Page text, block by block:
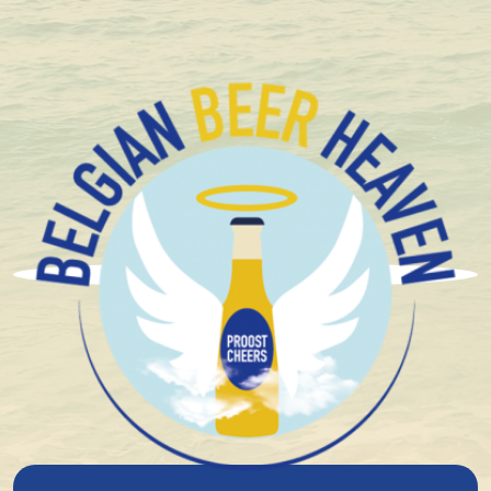
+1.600 Bières spéciales Belges en stock
Brussels Beerproject
« Nous ne sommes pas seulement une brasserie, nous
sommes un projet. »
Dès le premier jour, cette brasserie a invité sa
communauté à participer à son « terrain de jeu ». Ce
terrain de jeu ne se limite pas à la découverte de
nouvelles saveurs, mais surtout à oser sortir de sa
zone de confort et à expérimenter des idées qui
comptent. En 2015, ils ont lancé Babylone, la toute
première bière brassée avec du pain recyclé. Ils sont
ainsi devenus des pionniers du brassage circulaire.